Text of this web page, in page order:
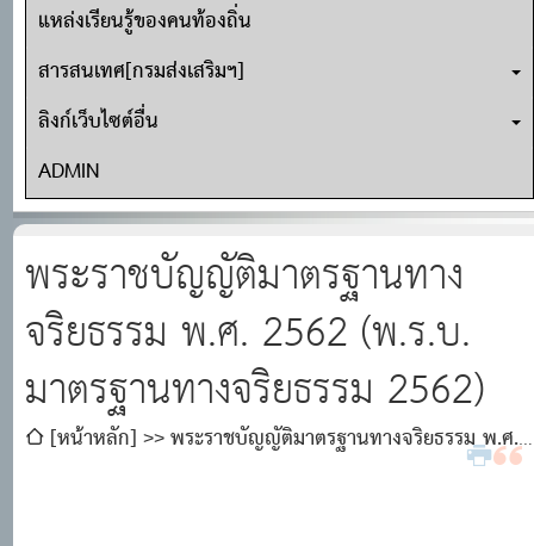
แหล่งเรียนรู้ของคนท้องถิ่น
สารสนเทศ[กรมส่งเสริมฯ]
ลิงก์เว็บไซต์อื่น
ADMIN
พระราชบัญญัติมาตรฐานทาง
จริยธรรม พ.ศ. 2562 (พ.ร.บ.
มาตรฐานทางจริยธรรม 2562)
[หน้าหลัก]
พระราชบัญญัติมาตรฐานทางจริยธรรม พ.ศ.